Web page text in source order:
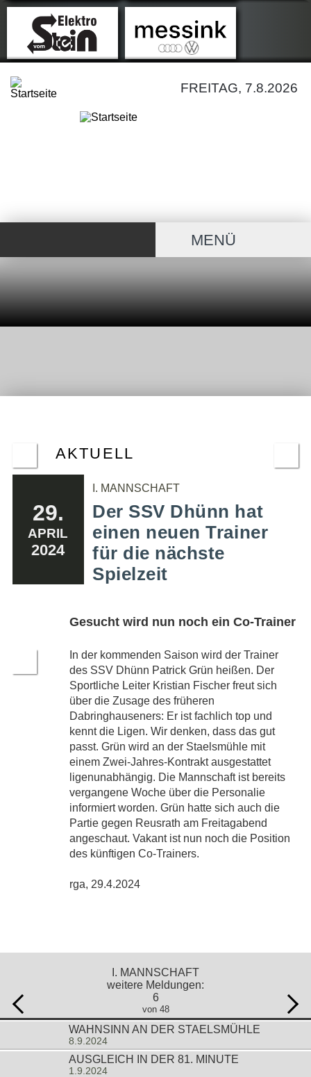
FREITAG, 7.8.2026
MENÜ
AKTUELL
29.
APRIL
2024
I. MANNSCHAFT
Der SSV Dhünn hat
einen neuen Trainer
für die nächste
Spielzeit
Gesucht wird nun noch ein Co-Trainer
In der kommenden Saison wird der Trainer
des SSV Dhünn Patrick Grün heißen. Der
Sportliche Leiter Kristian Fischer freut sich
über die Zusage des früheren
Dabringhauseners: Er ist fachlich top und
kennt die Ligen. Wir denken, dass das gut
passt. Grün wird an der Staelsmühle mit
einem Zwei-Jahres-Kontrakt ausgestattet 
ligenunabhängig. Die Mannschaft ist bereits
vergangene Woche über die Personalie
informiert worden. Grün hatte sich auch die
Partie gegen Reusrath am Freitagabend
angeschaut. Vakant ist nun noch die Position
des künftigen Co-Trainers.
rga, 29.4.2024
I. MANNSCHAFT
weitere Meldungen:
6
von 48
WAHNSINN AN DER STAELSMÜHLE
8.9.2024
AUSGLEICH IN DER 81. MINUTE
1.9.2024